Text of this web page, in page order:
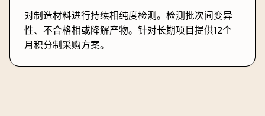
对制造材料进行持续相纯度检测。检测批次间变异
性、不合格相或降解产物。针对长期项目提供12个
月积分制采购方案。